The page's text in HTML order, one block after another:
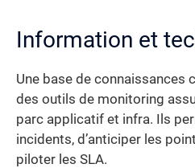
Information et
Une base de connaissances
des outils de monitoring
parc applicatif et infra. Ils
incidents, d’anticiper les
piloter les SLA.